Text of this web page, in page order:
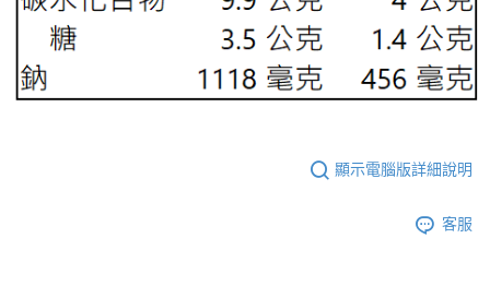
顯示電腦版詳細說明
客服